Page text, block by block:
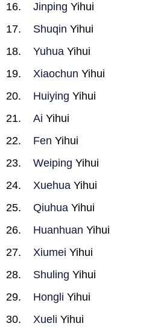
Jinping Yihui
Shuqin Yihui
Yuhua Yihui
Xiaochun Yihui
Huiying Yihui
Ai Yihui
Fen Yihui
Weiping Yihui
Xuehua Yihui
Qiuhua Yihui
Huanhuan Yihui
Xiumei Yihui
Shuling Yihui
Hongli Yihui
Xueli Yihui